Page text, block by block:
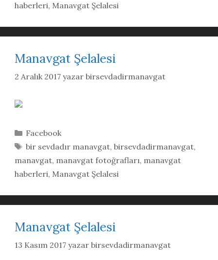
haberleri, Manavgat Şelalesi
Manavgat Şelalesi
2 Aralık 2017 yazar birsevdadirmanavgat
Kategoriler
Facebook
Etiketler
bir sevdadır manavgat, birsevdadirmanavgat,
manavgat, manavgat fotoğrafları, manavgat
haberleri, Manavgat Şelalesi
Manavgat Şelalesi
13 Kasım 2017 yazar birsevdadirmanavgat